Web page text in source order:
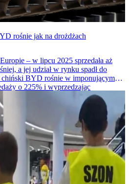
rośnie jak na drożdżach
– w lipcu 2025 sprzedała aż
a jej udział w rynku spadł do
chiński BYD rośnie w imponującym
o 225% i wyprzedzając